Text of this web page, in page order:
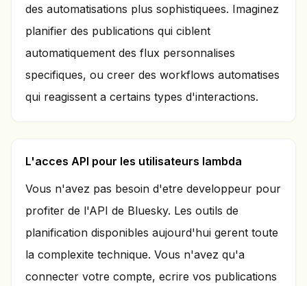
des automatisations plus sophistiquees. Imaginez
planifier des publications qui ciblent
automatiquement des flux personnalises
specifiques, ou creer des workflows automatises
qui reagissent a certains types d'interactions.
L'acces API pour les utilisateurs lambda
Vous n'avez pas besoin d'etre developpeur pour
profiter de l'API de Bluesky. Les outils de
planification disponibles aujourd'hui gerent toute
la complexite technique. Vous n'avez qu'a
connecter votre compte, ecrire vos publications